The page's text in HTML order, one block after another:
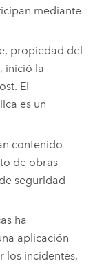
mediante
, propiedad del
inició la
El
es un
contenido
de obras
seguridad
ha
aplicación
los incidentes,